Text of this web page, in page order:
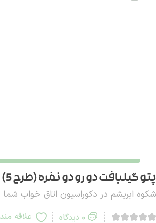
پتو گیلبافت دو رو دو نفره (طرح 5)
شکوه ابریشم در دکوراسیون اتاق خواب شما
0 دیدگاه علاقه